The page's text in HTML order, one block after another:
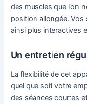
des muscles que l’on
position allongée. Vos
ainsi plus interactives
Un entretien
La flexibilité de cet
quel que soit votre
des séances courtes